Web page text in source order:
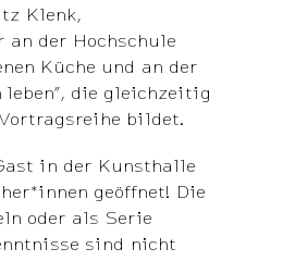
Klenk,
der Hochschule
Küche und an der
leben”, die gleichzeitig
bildet.
in der Kunsthalle
geöffnet! Die
oder als Serie
sind nicht